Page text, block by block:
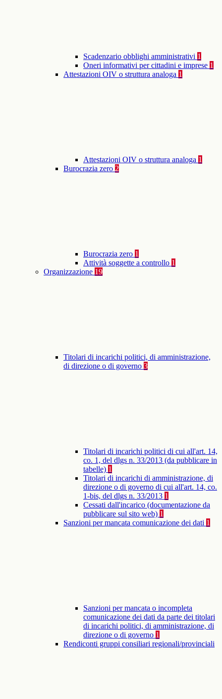
Scadenzario obblighi amministrativi 1
Oneri informativi per cittadini e imprese 1
Attestazioni OIV o struttura analoga 1
Attestazioni OIV o struttura analoga 1
Burocrazia zero 2
Burocrazia zero 1
Attività soggette a controllo 1
Organizzazione 19
Titolari di incarichi politici, di amministrazione,
di direzione o di governo 3
Titolari di incarichi politici di cui all'art. 14,
co. 1, del dlgs n. 33/2013 (da pubblicare in
tabelle) 1
Titolari di incarichi di amministrazione, di
direzione o di governo di cui all'art. 14, co.
1-bis, del dlgs n. 33/2013 1
Cessati dall'incarico (documentazione da
pubblicare sul sito web) 1
Sanzioni per mancata comunicazione dei dati 1
Sanzioni per mancata o incompleta
comunicazione dei dati da parte dei titolari
di incarichi politici, di amministrazione, di
direzione o di governo 1
Rendiconti gruppi consiliari regionali/provinciali